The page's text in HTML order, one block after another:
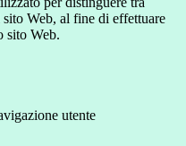
Web, al fine di effettuare
sito Web.
utente